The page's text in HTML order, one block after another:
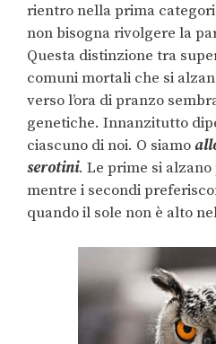
rientro nella prima
non bisogna rivolgere la
Questa distinzione tra
comuni mortali che si
verso l’ora di pranzo
genetiche. Innanzitutto
ciascuno di noi. O siamo
serotini. Le prime si
mentre i secondi
quando il sole non è alto